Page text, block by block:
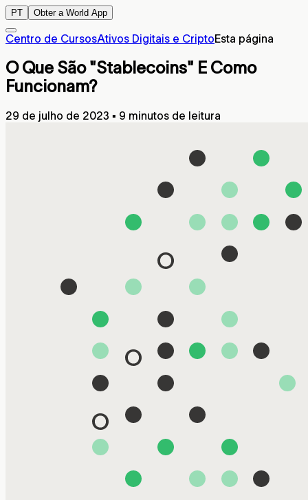
PT Obter a World App
Centro de CursosAtivos Digitais e CriptoEsta página
O Que São "Stablecoins" E Como
Funcionam?
29 de julho de 2023 ▪ 9 minutos de leitura